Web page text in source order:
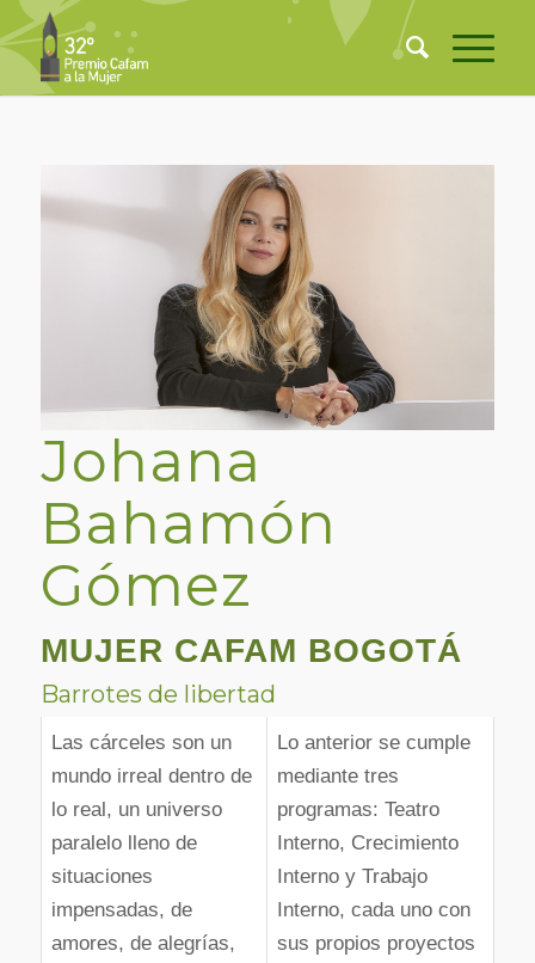
Johana
Bahamón
Gómez
MUJER CAFAM BOGOTÁ
Barrotes de libertad
Las cárceles son un
mundo irreal dentro de
lo real, un universo
paralelo lleno de
situaciones
impensadas, de
amores, de alegrías,
Lo anterior se cumple
mediante tres
programas: Teatro
Interno, Crecimiento
Interno y Trabajo
Interno, cada uno con
sus propios proyectos